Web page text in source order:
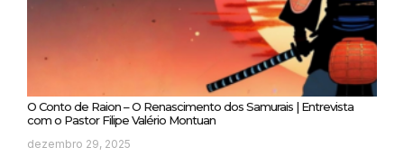
O Conto de Raion – O Renascimento dos Samurais | Entrevista
com o Pastor Filipe Valério Montuan
dezembro 29, 2025